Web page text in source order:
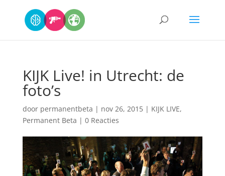
KIJK Live! in Utrecht: de
foto’s
door permanentbeta | nov 26, 2015| KIJK LIVE,
Permanent Beta | 0 Reacties